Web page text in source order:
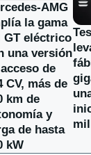
AMG
la gama
GT eléctrico
una versión
de
CV, más de
km de
y
de hasta
kW